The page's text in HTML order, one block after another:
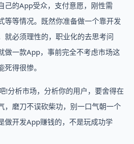
己的App受众，支付意愿，刚性需
等等情况。既然你准备做一个靠开发
就必须理性的，职业化的去思考问
做一款App，事前完全不考虑市场这
得很惨。
析市场，分析你的用户，要舍得在
，磨刀不误砍柴功，别一口气朝一个
做开发App赚钱的，不是玩成功学